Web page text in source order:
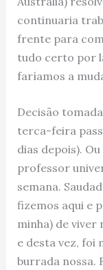
continuaria
frente para
tudo certo por
faríamos a
Decisão
terca-feira
dias depois).
professor
semana.
fizemos aqui e
minha) de viver
e desta vez, foi
burrada nossa.